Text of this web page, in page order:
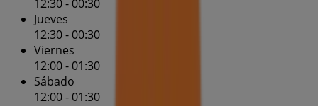
12:30 - 00:30
Jueves
12:30 - 00:30
Viernes
12:00 - 01:30
Sábado
12:00 - 01:30